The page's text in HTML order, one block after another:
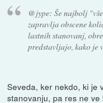
@jype: Še najbolj
zapravlja obscene
lastnih stanovanj,
predstavljajo, kako je
Seveda, ker nekdo, ki je
stanovanju, pa res ne